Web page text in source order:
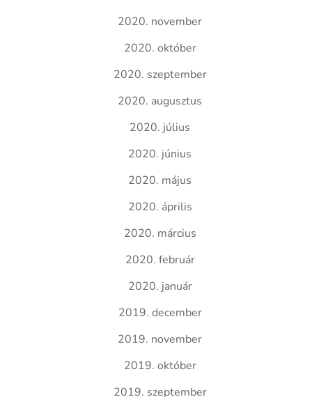
2020. november
2020. október
2020. szeptember
2020. augusztus
2020. július
2020. június
2020. május
2020. április
2020. március
2020. február
2020. január
2019. december
2019. november
2019. október
2019. szeptember